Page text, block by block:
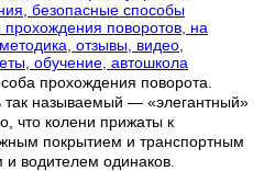
прохождения поворота.
называемый — «элегантный»
что колени прижаты к
покрытием и транспортным
водителем одинаков.